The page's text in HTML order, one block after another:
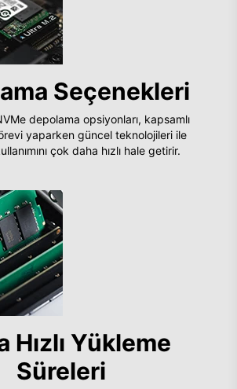
Seçenekleri
depolama opsiyonları, kapsamlı
yaparken güncel teknolojileri ile
çok daha hızlı hale getirir.
Hızlı Yükleme
Süreleri